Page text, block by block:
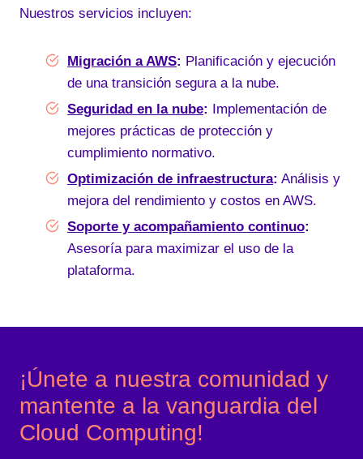
Nuestros servicios incluyen:
Migración a AWS: Planificación y ejecución
de una transición segura a la nube.
Seguridad en la nube: Implementación de
mejores prácticas de protección y
cumplimiento normativo.
Optimización de infraestructura: Análisis y
mejora del rendimiento y costos en AWS.
Soporte y acompañamiento continuo:
Asesoría para maximizar el uso de la
plataforma.
¡Únete a nuestra comunidad y
mantente a la vanguardia del
Cloud Computing!